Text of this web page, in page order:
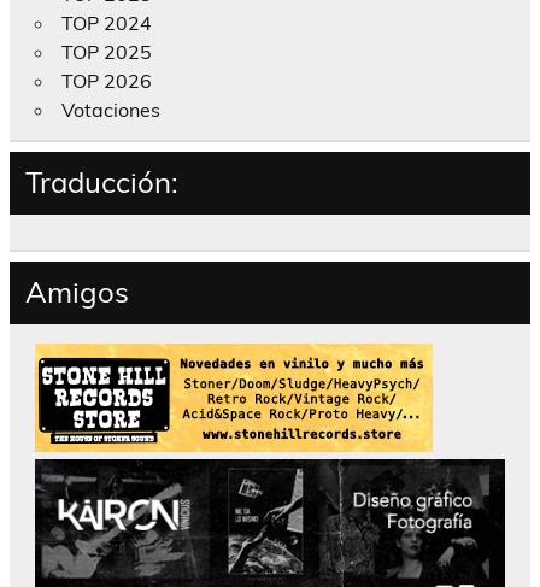
TOP 2024
TOP 2025
TOP 2026
Votaciones
Traducción:
Amigos